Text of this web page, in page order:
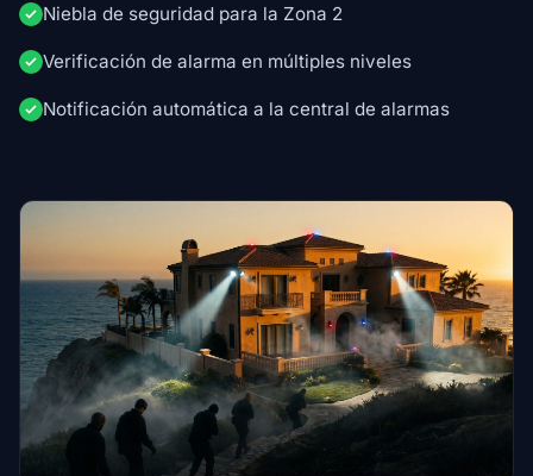
Niebla de seguridad para la Zona 2
Verificación de alarma en múltiples niveles
Notificación automática a la central de alarmas